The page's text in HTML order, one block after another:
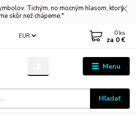
Tichým, no mocným hlasom, ktorý
skôr než chápeme."
Menu
EUR
Hľadať
0 ks
za 0 €